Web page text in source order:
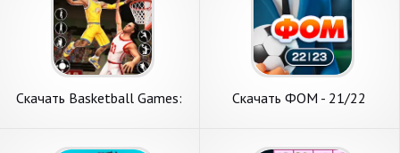
Скачать Basketball Games:
Скачать ФОМ - 21/22